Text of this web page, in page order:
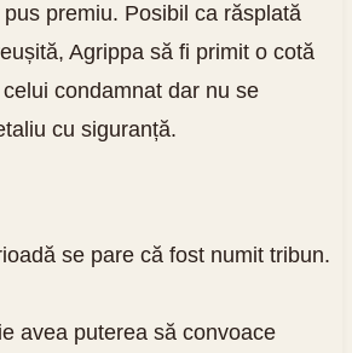
premiu. Posibil ca răsplată
Agrippa să fi primit o cotă
condamnat dar nu se
cu siguranță.
se pare că fost numit tribun.
avea puterea să convoace